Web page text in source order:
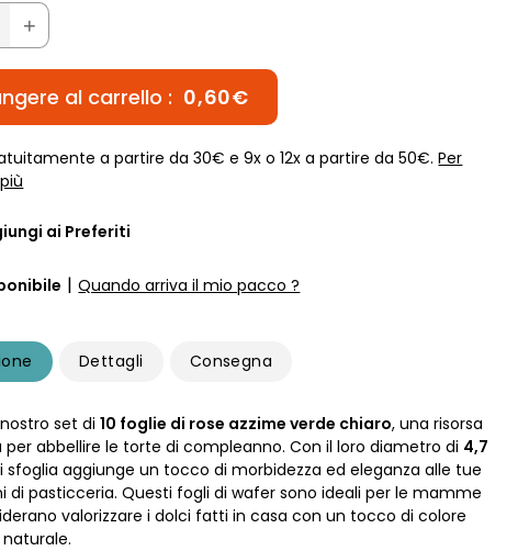
+
al carrello : 0,60€
a partire da 30€ e 9x o 12x a partire da 50€.Per
ai Preferiti
| Quando arriva il mio pacco ?
Dettagli Consegna
nostro set di10 foglie di rose azzime verde chiaro, una risorsa
abbellire le torte di compleanno. Con il loro diametro di 4,7
sfoglia aggiunge un tocco di morbidezza ed eleganza alle tue
di pasticceria. Questi fogli di wafer sono ideali per le mamme
valorizzare i dolci fatti in casa con un tocco di colore